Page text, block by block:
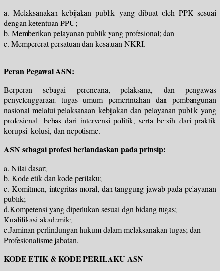
a. Melaksanakan kebijakan publik yang dibuat oleh PPK sesuai
dengan ketentuan PPU;
b. Memberikan pelayanan publik yang profesional; dan
c. Mempererat persatuan dan kesatuan NKRI.
Peran Pegawai ASN:
Berperan sebagai perencana, pelaksana, dan pengawas
penyelenggaraan tugas umum pemerintahan dan pembangunan
nasional melalui pelaksanaan kebijakan dan pelayanan publik yang
profesional, bebas dari intervensi politik, serta bersih dari praktik
korupsi, kolusi, dan nepotisme.
ASN sebagai profesi berlandaskan pada prinsip:
a. Nilai dasar;
b. Kode etik dan kode perilaku;
c. Komitmen, integritas moral, dan tanggung jawab pada pelayanan
publik;
d.Kompetensi yang diperlukan sesuai dgn bidang tugas;
Kualifikasi akademik;
e.Jaminan perlindungan hukum dalam melaksanakan tugas; dan
Profesionalisme jabatan.
KODE ETIK & KODE PERILAKU ASN